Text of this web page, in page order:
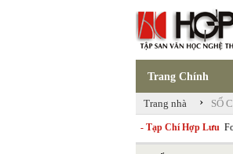
Trang Chính
Trang nhà › SỐ
- Tạp Chí Hợp Lưu